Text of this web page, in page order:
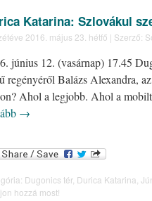
Katarina: Szlovákul
2016. május 23. hétfő | Szerző:
június 12. (vasárnap) 17.45
regényéről Balázs Alexandra,
Ahol a legjobb. Ahol a
→
Dugonics tér, Durica Katarina,
hozzá most!